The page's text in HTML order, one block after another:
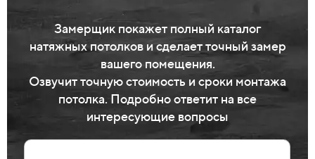
Замерщик покажет полный каталог
натяжных потолков и сделает точный замер
вашего помещения.
Озвучит точную стоимость и сроки монтажа
потолка. Подробно ответит на все
интересующие вопросы